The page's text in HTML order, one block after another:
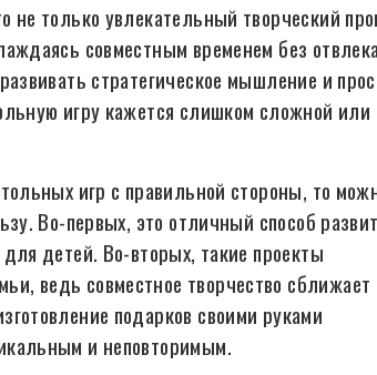
только увлекательный творческий
совместным временем без
стратегическое мышление и
игру кажется слишком сложной или
игр с правильной стороны, то
Во-первых, это отличный способ
детей. Во-вторых, такие проекты
ведь совместное творчество сближает
подарков своими руками
и неповторимым.